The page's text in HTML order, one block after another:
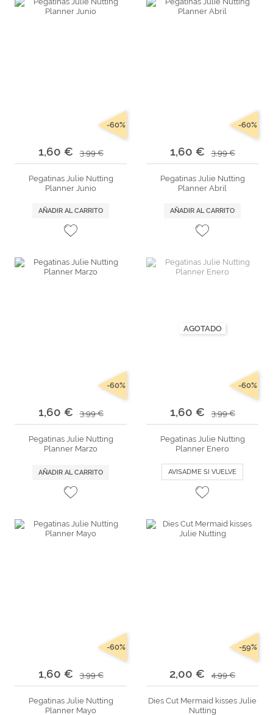
1,60 € 3,99 €
-60%
Pegatinas Julie Nutting
Planner Junio
AÑADIR AL CARRITO
1,60 € 3,99 €
-60%
Pegatinas Julie Nutting
Planner Abril
AÑADIR AL CARRITO
1,60 € 3,99 €
-60%
Pegatinas Julie Nutting
Planner Marzo
AÑADIR AL CARRITO
AGOTADO
1,60 € 3,99 €
-60%
Pegatinas Julie Nutting
Planner Enero
AVISADME SI VUELVE
1,60 € 3,99 €
-60%
Pegatinas Julie Nutting
Planner Mayo
2,00 € 4,99 €
-59%
Dies Cut Mermaid kisses Julie
Nutting